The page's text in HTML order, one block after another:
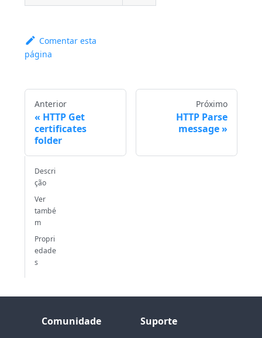
Comentar esta
página
Anterior
HTTP Get
certificates
folder
Próximo
HTTP Parse
message
Descri
ção
Ver
també
m
Propri
edade
s
Comunidade Suporte